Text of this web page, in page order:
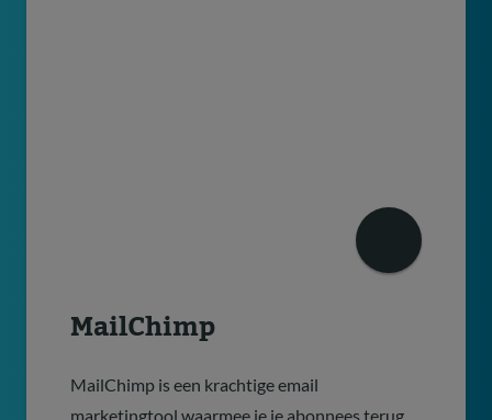
MailChimp
MailChimp is een krachtige email
marketingtool waarmee je je abonnees terug